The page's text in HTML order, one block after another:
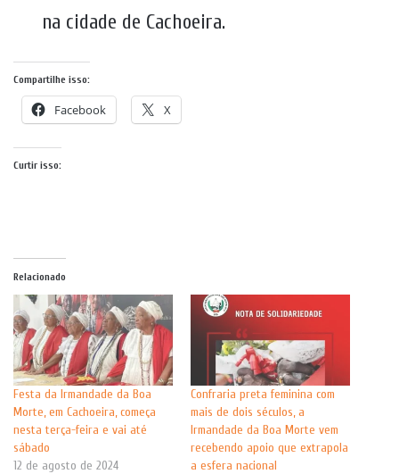
na cidade de Cachoeira.
Compartilhe isso:
Facebook X
Curtir isso:
Relacionado
Festa da Irmandade da Boa
Morte, em Cachoeira, começa
nesta terça-feira e vai até
sábado
12 de agosto de 2024
Confraria preta feminina com
mais de dois séculos, a
Irmandade da Boa Morte vem
recebendo apoio que extrapola
a esfera nacional